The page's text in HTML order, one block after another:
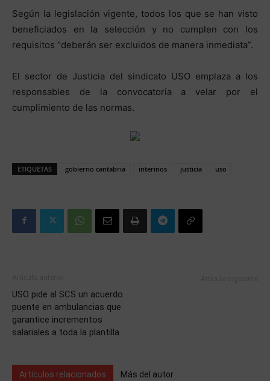
Según la legislación vigente, todos los que se han visto
beneficiados en la selección y no cumplen con los
requisitos “deberán ser excluidos de manera inmediata”.
El sector de Justicia del sindicato USO emplaza a los
responsables de la convocatoria a velar por el
cumplimiento de las normas.
ETIQUETAS gobierno cantabria interinos justicia uso
USO pide al SCS un acuerdo
puente en ambulancias que
garantice incrementos
salariales a toda la plantilla
Artículos relacionados Más del autor